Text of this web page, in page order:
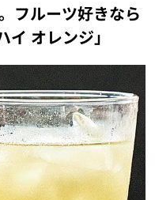
フルーツ好きなら
オレンジ」